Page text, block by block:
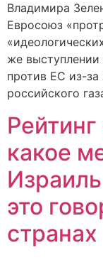
Владимира
Евросоюз
же выступлении
против ЕС из-
российского
какое
это
странах